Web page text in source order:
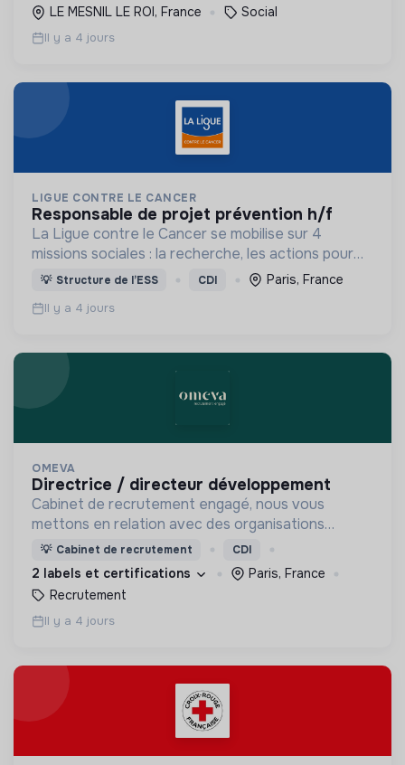
LE MESNIL LE ROI, France
Social
Il y a 4 jours
LIGUE CONTRE LE CANCER
responsable de projet prévention h/f
La Ligue contre le Cancer se mobilise sur 4
missions sociales : la recherche, les actions pour
les personnes malades, la prévention & promotion
💡 Structure de l’ESS CDI Paris, France
Il y a 4 jours
OMEVA
directrice / directeur développement
Cabinet de recrutement engagé, nous vous
mettons en relation avec des organisations
soucieuses de leurs impacts, afin d'œuvrer
ensemble pour un futur souhaitable.
💡 Cabinet de recrutement CDI
2 labels et certifications
Paris, France
Recrutement
Il y a 4 jours